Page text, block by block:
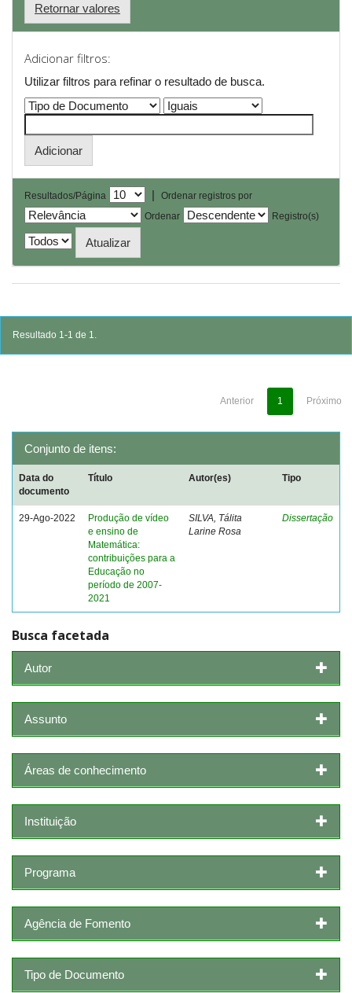
Retornar valores
Adicionar filtros:
Utilizar filtros para refinar o resultado de busca.
Resultados/Página |
Ordenar registros por
Ordenar
Registro(s)
Resultado 1-1 de 1.
Anterior 1 Próximo
Conjunto de itens:
Data do
documento
Título Autor(es) Tipo
29-Ago-2022
Produção de vídeo
e ensino de
Matemática:
contribuições para a
Educação no
período de 2007-
2021
SILVA, Tálita
Larine Rosa
Dissertação
Busca facetada
Autor
Assunto
Áreas de conhecimento
Instituição
Programa
Agência de Fomento
Tipo de Documento